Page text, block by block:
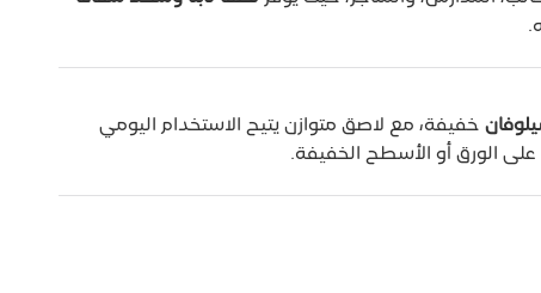
خفيفة، مع لاصق متوازن يتيح الاستخدام اليومي
على الورق أو الأسطح الخفيفة.